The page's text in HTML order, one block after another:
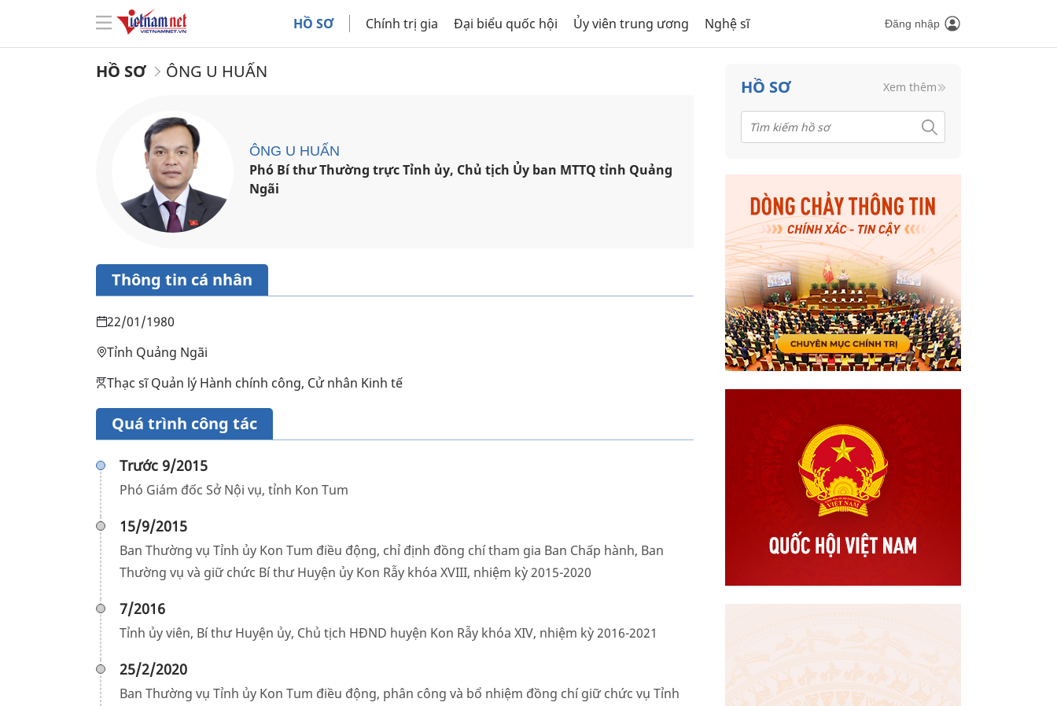
HỒ SƠ Chính trị gia Đại biểu quốc hội Ủy viên trung ương Nghệ sĩ Đăng nhập
HỒ SƠ ÔNG U HUẤN
ÔNG U HUẤN
Phó Bí thư Thường trực Tỉnh ủy, Chủ tịch Ủy ban MTTQ tỉnh Quảng
Ngãi
Thông tin cá nhân
22/01/1980
Tỉnh Quảng Ngãi
Thạc sĩ Quản lý Hành chính công, Cử nhân Kinh tế
Quá trình công tác
Trước 9/2015
Phó Giám đốc Sở Nội vụ, tỉnh Kon Tum
15/9/2015
Ban Thường vụ Tỉnh ủy Kon Tum điều động, chỉ định đồng chí tham gia Ban Chấp hành, Ban
Thường vụ và giữ chức Bí thư Huyện ủy Kon Rẫy khóa XVIII, nhiệm kỳ 2015-2020
7/2016
Tỉnh ủy viên, Bí thư Huyện ủy, Chủ tịch HĐND huyện Kon Rẫy khóa XIV, nhiệm kỳ 2016-2021
25/2/2020
Ban Thường vụ Tỉnh ủy Kon Tum điều động, phân công và bổ nhiệm đồng chí giữ chức vụ Tỉnh
HỒ SƠ Xem thêm